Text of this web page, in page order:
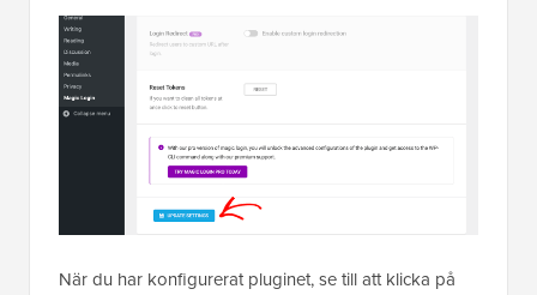
När du har konfigurerat pluginet, se till att klicka på